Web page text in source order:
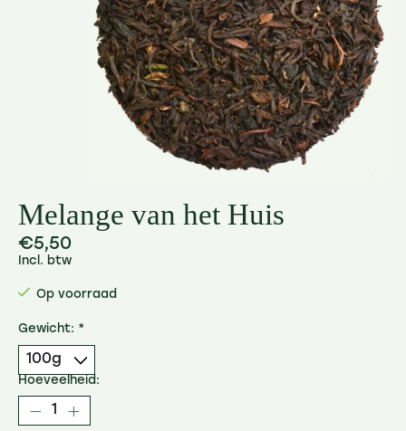
Melange van het Huis
€5,50
Incl. btw
Op voorraad
Gewicht: *
Hoeveelheid: